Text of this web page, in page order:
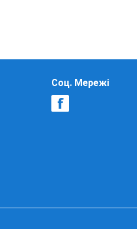
Соц. Мережі